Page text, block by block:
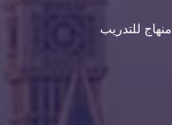
منهاج للتدريب